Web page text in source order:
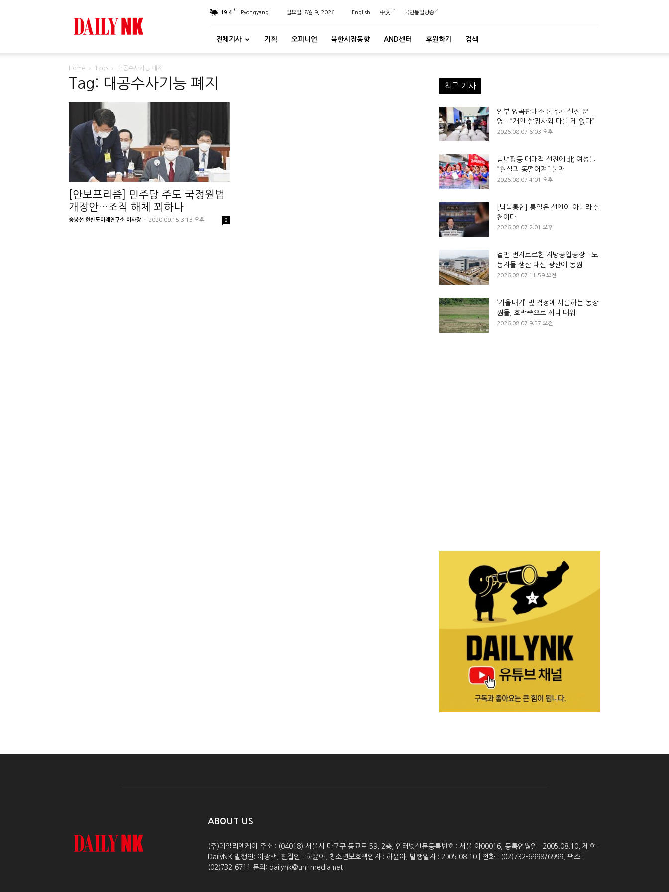
19.4 C Pyongyang 일요일, 8월 9, 2026 English 中文 국민통일방송
전체기사 기획 오피니언 북한시장동향 AND센터 후원하기 검색
Home Tags 대공수사기능 폐지
Tag: 대공수사기능 폐지
[안보프리즘] 민주당 주도 국정원법
개정안…조직 해체 꾀하나
송봉선 한반도미래연구소 이사장 - 2020.09.15 3:13 오후 0
최근 기사
일부 양곡판매소 돈주가 실질 운
영…“개인 쌀장사와 다를 게 없다”
2026.08.07 6:03 오후
남녀평등 대대적 선전에 北 여성들
“현실과 동떨어져” 불만
2026.08.07 4:01 오후
[남북통합] 통일은 선언이 아니라 실
천이다
2026.08.07 2:01 오후
겉만 번지르르한 지방공업공장…노
동자들 생산 대신 광산에 동원
2026.08.07 11:59 오전
‘가을내기’ 빚 걱정에 시름하는 농장
원들, 호박죽으로 끼니 때워
2026.08.07 9:57 오전
ABOUT US
(주)데일리엔케이 주소 : (04018) 서울시 마포구 동교로 59, 2층, 인터넷신문등록번호 : 서울 아00016, 등록연월일 : 2005.08.10, 제호 :
DailyNK 발행인: 이광백, 편집인 : 하윤아, 청소년보호책임자 : 하윤아, 발행일자 : 2005.08.10 | 전화 : (02)732-6998/6999, 팩스 :
(02)732-6711 문의: dailynk@uni-media.net